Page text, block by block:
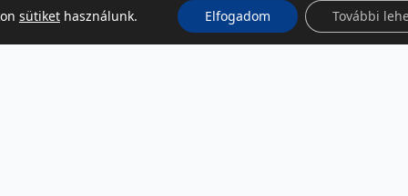
sütikethasználunk. Elfogadom További